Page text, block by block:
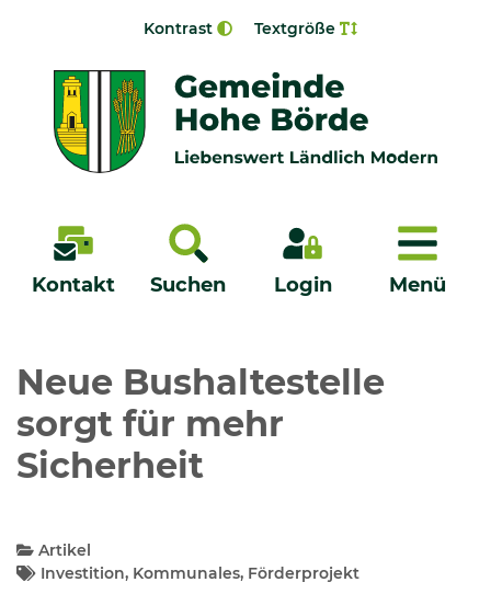
Kontrast Textgröße
Kontakt Suchen Login Menü
Menü
Bürgerservice - Onlinedienste
Neuigkeiten
Kommunalpolitik
Neue Bushaltestelle
sorgt für mehr
Sicherheit
Artikel
Investition, Kommunales, Förderprojekt